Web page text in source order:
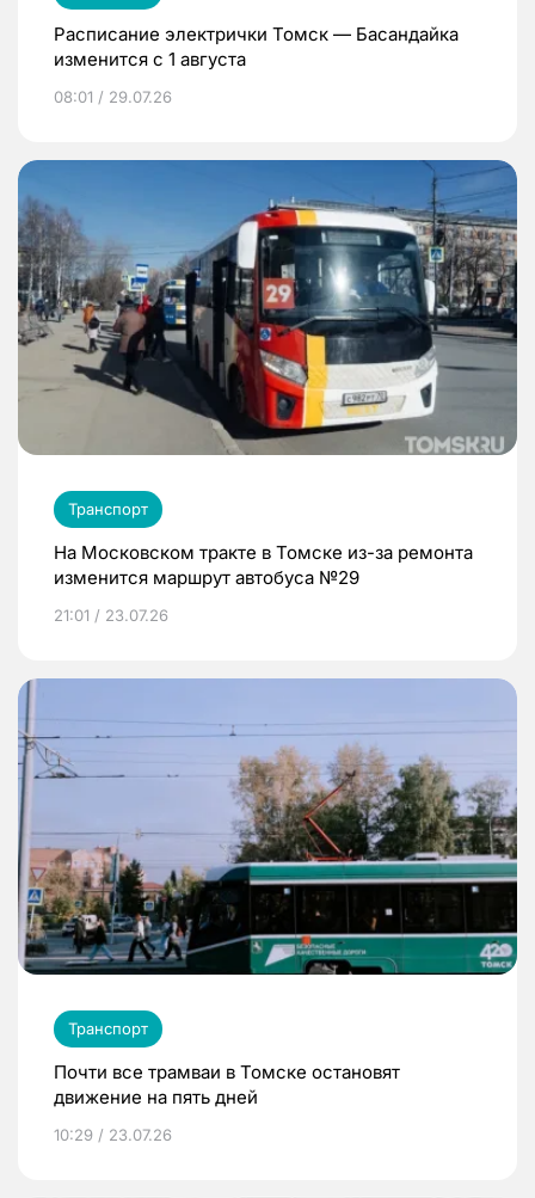
Расписание электрички Томск — Басандайка
изменится с 1 августа
08:01 / 29.07.26
Транспорт
На Московском тракте в Томске из-за ремонта
изменится маршрут автобуса №29
21:01 / 23.07.26
Транспорт
Почти все трамваи в Томске остановят
движение на пять дней
10:29 / 23.07.26